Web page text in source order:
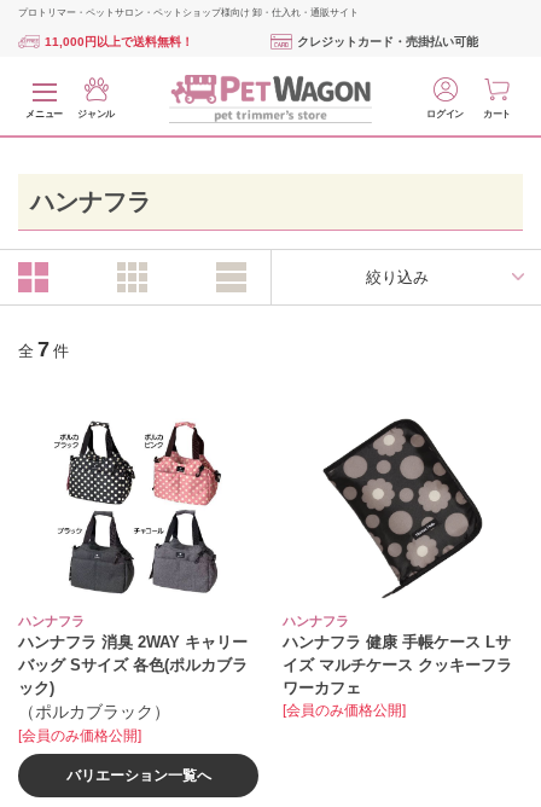
プロトリマー・ペットサロン・ペットショップ様向け 卸・仕入れ・通販サイト
11,000円以上で送料無料！ クレジットカード・売掛払い可能
メニュー ジャンル ログイン カート
ハンナフラ
絞り込み
全 7 件
ハンナフラ
ハンナフラ 消臭 2WAY キャリー
バッグ Sサイズ 各色(ポルカブラ
ック)
（ポルカブラック）
[会員のみ価格公開]
バリエーション一覧へ
ハンナフラ
ハンナフラ 健康 手帳ケース Lサ
イズ マルチケース クッキーフラ
ワーカフェ
[会員のみ価格公開]